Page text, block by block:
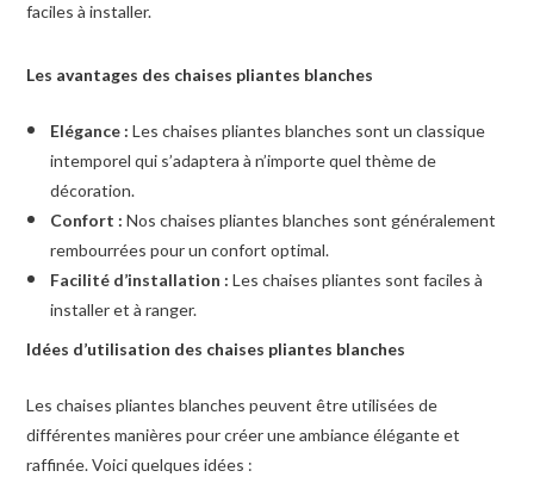
faciles à installer.
Les avantages des chaises pliantes blanches
Elégance : Les chaises pliantes blanches sont un classique
intemporel qui s’adaptera à n’importe quel thème de
décoration.
Confort : Nos chaises pliantes blanches sont généralement
rembourrées pour un confort optimal.
Facilité d’installation :Les chaises pliantes sont faciles à
installer et à ranger.
Idées d’utilisation des chaises pliantes blanches
Les chaises pliantes blanches peuvent être utilisées de
différentes manières pour créer une ambiance élégante et
raffinée. Voici quelques idées :